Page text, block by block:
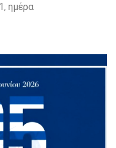
ημέρα